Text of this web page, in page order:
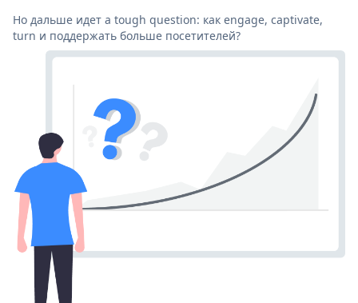
Но дальше идет a tough question: как engage, captivate,
turn и поддержать больше посетителей?